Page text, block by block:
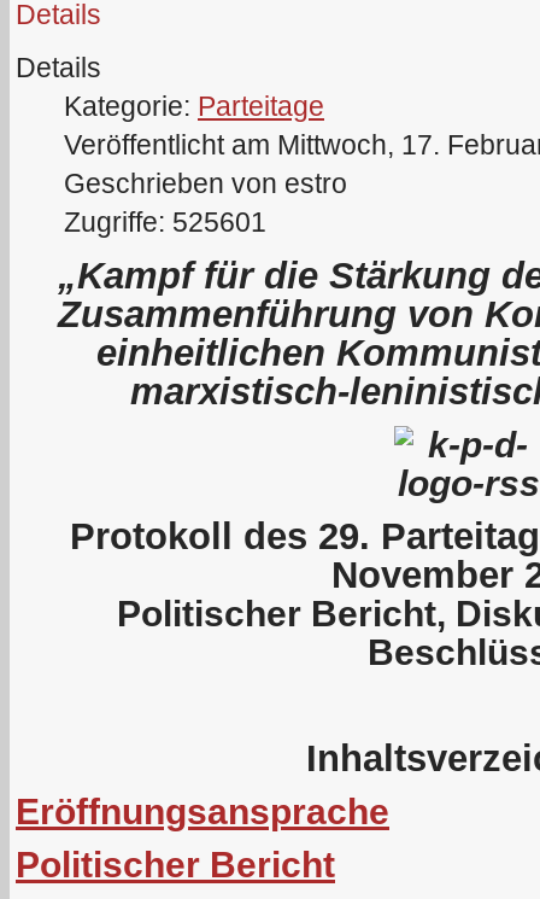
Details
Details
Kategorie: Parteitage
Veröffentlicht am Mittwoch, 17.
Geschrieben von estro
Zugriffe: 525601
„Kampf für die Stärkung
Zusammenführung von
einheitlichen
marxistisch-
Protokoll des 29.
November
Politischer Bericht,
Eröffnungsansprache
Politischer Bericht